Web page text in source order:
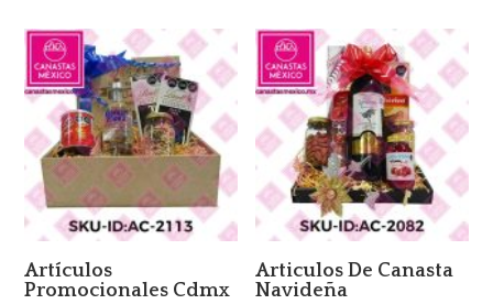
Artículos
Promocionales Cdmx
Articulos De Canasta
Navideña